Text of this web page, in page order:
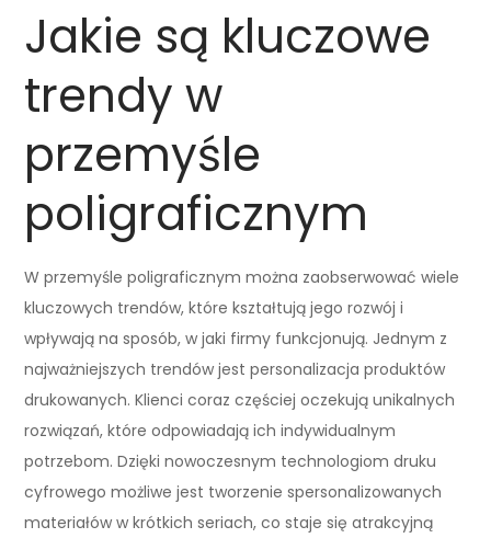
Jakie są kluczowe
trendy w
przemyśle
poligraficznym
W przemyśle poligraficznym można zaobserwować wiele
kluczowych trendów, które kształtują jego rozwój i
wpływają na sposób, w jaki firmy funkcjonują. Jednym z
najważniejszych trendów jest personalizacja produktów
drukowanych. Klienci coraz częściej oczekują unikalnych
rozwiązań, które odpowiadają ich indywidualnym
potrzebom. Dzięki nowoczesnym technologiom druku
cyfrowego możliwe jest tworzenie spersonalizowanych
materiałów w krótkich seriach, co staje się atrakcyjną